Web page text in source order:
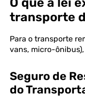
transporte
Para o transporte
vans, micro-
Seguro de
do